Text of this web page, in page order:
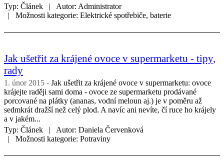
Typ: Článek Autor: Administrator
Možnosti kategorie: Elektrické spotřebiče, baterie
Jak ušetřit za krájené ovoce v supermarketu - tipy,
rady
1. únor 2015
Jak ušetřit za krájené ovoce v supermarketu: ovoce
krájejte raději sami doma - ovoce ze supermarketu prodávané
porcované na plátky (ananas, vodní meloun aj.) je v poměru až
sedmkrát dražší než celý plod. A navíc ani nevíte, čí ruce ho krájely
a v jakém...
Typ: Článek Autor: Daniela Červenková
Možnosti kategorie: Potraviny